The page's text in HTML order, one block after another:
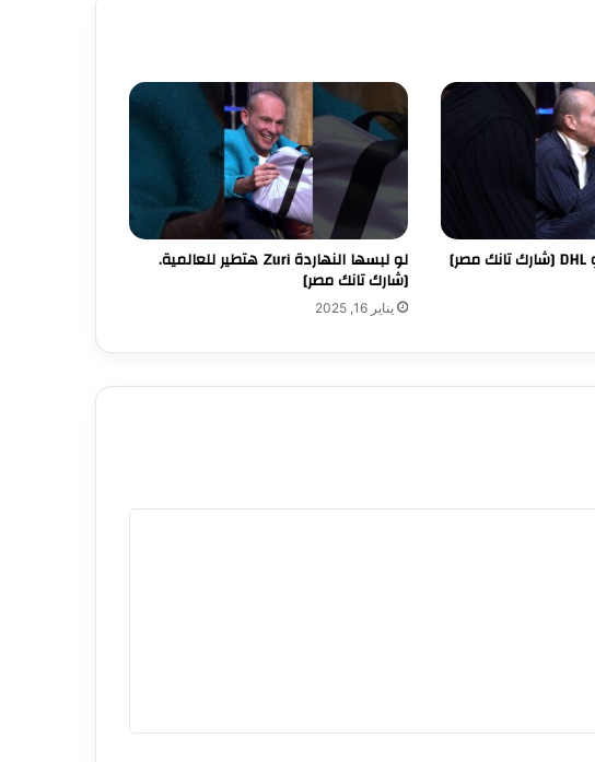
لو لبسها النهاردة Zuri هتطير للعالمية.
[شارك تانك مصر]
يناير 16, 2025